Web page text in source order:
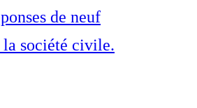
de neuf
la société civile.